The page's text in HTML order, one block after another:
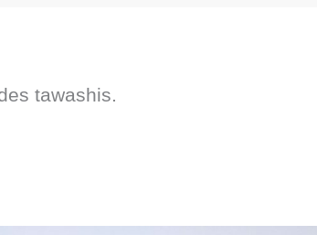
tawashis.